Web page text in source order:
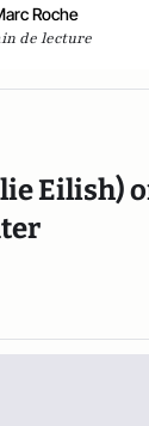
Roche
de lecture
Eilish)